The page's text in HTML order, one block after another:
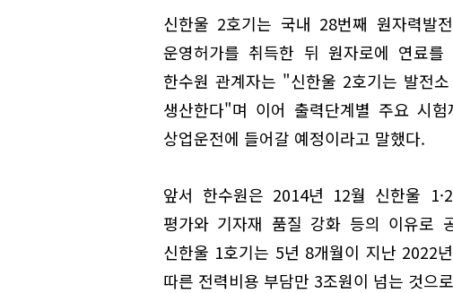
신한울 2호기는 국내 28번째 원자력발
운영허가를 취득한 뒤 원자로에 연료
한수원 관계자는 "신한울 2호기는 발전
생산한다"며 이어 출력단계별 주요 시
상업운전에 들어갈 예정이라고 말했다.
앞서 한수원은 2014년 12월 신한울
평가와 기자재 품질 강화 등의 이유로
신한울 1호기는 5년 8개월이 지난 2022
따른 전력비용 부담만 3조원이 넘는 것으